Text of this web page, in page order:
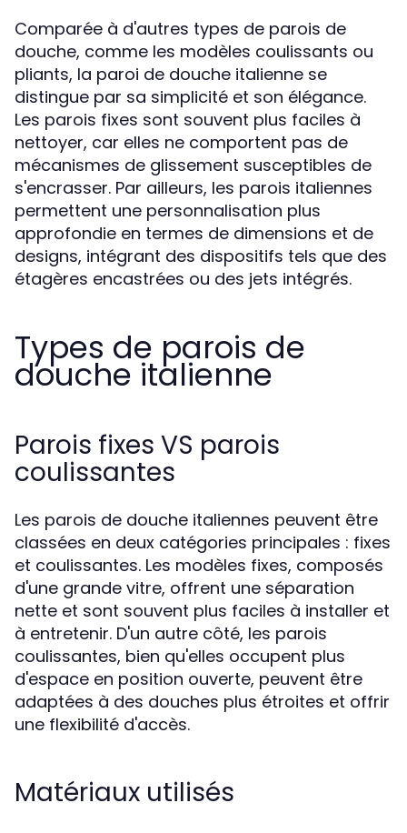
Comparée à d'autres types de parois de
douche, comme les modèles coulissants ou
pliants, la paroi de douche italienne se
distingue par sa simplicité et son élégance.
Les parois fixes sont souvent plus faciles à
nettoyer, car elles ne comportent pas de
mécanismes de glissement susceptibles de
s'encrasser. Par ailleurs, les parois italiennes
permettent une personnalisation plus
approfondie en termes de dimensions et de
designs, intégrant des dispositifs tels que des
étagères encastrées ou des jets intégrés.
Types de parois de
douche italienne
Parois fixes VS parois
coulissantes
Les parois de douche italiennes peuvent être
classées en deux catégories principales : fixes
et coulissantes. Les modèles fixes, composés
d'une grande vitre, offrent une séparation
nette et sont souvent plus faciles à installer et
à entretenir. D'un autre côté, les parois
coulissantes, bien qu'elles occupent plus
d'espace en position ouverte, peuvent être
adaptées à des douches plus étroites et offrir
une flexibilité d'accès.
Matériaux utilisés